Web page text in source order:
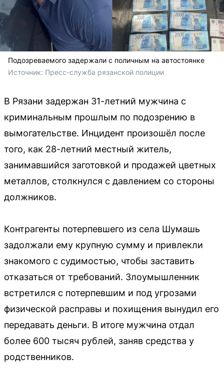
Подозреваемого задержали с поличным на автостоянке
Источник: Пресс-служба рязанской полиции
В Рязани задержан 31-летний мужчина с
криминальным прошлым по подозрению в
вымогательстве. Инцидент произошёл после
того, как 28-летний местный житель,
занимавшийся заготовкой и продажей цветных
металлов, столкнулся с давлением со стороны
должников.
Контрагенты потерпевшего из села Шумашь
задолжали ему крупную сумму и привлекли
знакомого с судимостью, чтобы заставить
отказаться от требований. Злоумышленник
встретился с потерпевшим и под угрозами
физической расправы и похищения вынудил его
передавать деньги. В итоге мужчина отдал
более 600 тысяч рублей, заняв средства у
родственников.